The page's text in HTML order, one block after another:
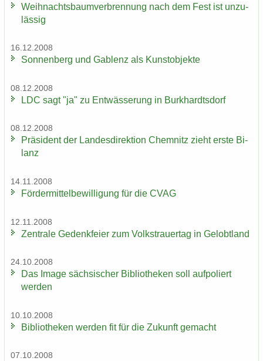
Weih­nachts­baum­ver­bren­nung nach dem Fest ist un­zu­
läs­sig
16.12.2008
Son­nen­berg und Gab­lenz als Kunst­ob­jek­te
08.12.2008
LDC sagt "ja" zu Ent­wäs­se­rung in Burk­hardts­dorf
08.12.2008
Prä­si­dent der Lan­des­di­rek­ti­on Chem­nitz zieht erste Bi­
lanz
14.11.2008
För­der­mit­tel­be­wil­li­gung für die CVAG
12.11.2008
Zen­tra­le Ge­denk­fei­er zum Volks­trau­er­tag in Ge­lobt­land
24.10.2008
Das Image säch­si­scher Bi­blio­the­ken soll auf­po­liert
wer­den
10.10.2008
Bi­blio­the­ken wer­den fit für die Zu­kunft ge­macht
07.10.2008